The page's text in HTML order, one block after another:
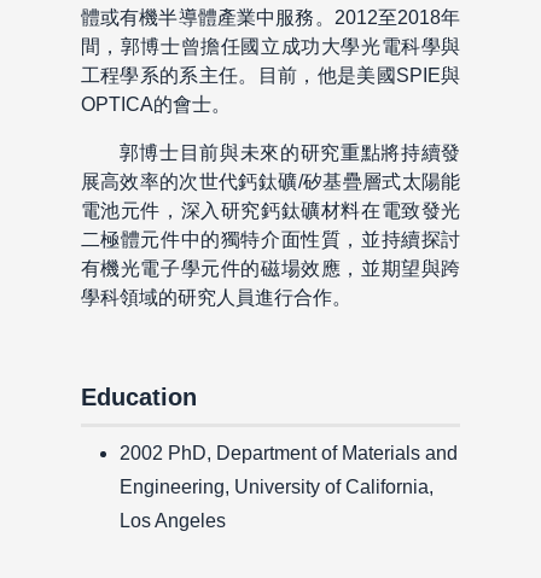
體或有機半導體產業中服務。2012至2018年
間，郭博士曾擔任國立成功大學光電科學與
工程學系的系主任。目前，他是美國SPIE與
OPTICA的會士。
郭博士目前與未來的研究重點將持續發
展高效率的次世代鈣鈦礦/矽基疊層式太陽能
電池元件，深入研究鈣鈦礦材料在電致發光
二極體元件中的獨特介面性質，並持續探討
有機光電子學元件的磁場效應，並期望與跨
學科領域的研究人員進行合作。
Education
2002 PhD, Department of Materials and
Engineering, University of California,
Los Angeles